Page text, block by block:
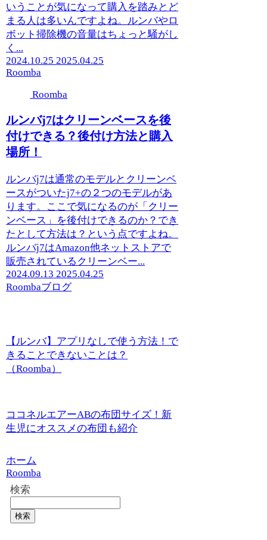
いうことが気になって購入を踏みとど
まる人は多いんですよね。ルンバやロ
ボット掃除機の音量はちょっと騒がし
く...
2024.10.25 2025.04.25
Roomba
Roomba
ルンバj7はクリーンベースを後
付けできる？後付け方法と購入
場所！
ルンバj7は通常のモデルとクリーンベ
ースがついたj7+の２つのモデルがあ
ります。ここで気になるのが「クリー
ンベース」を後付けできるのか？でき
たとして方法は？という点ですよね。
ルンバj7はAmazon他ネットストアで
販売されているクリーンベー...
2024.09.13 2025.04.25
Roombaブログ
【ルンバ】アプリなしで使う方法！で
きることできないことは？
（Roomba）
ココネルエアーABの布団サイズ！新
生児にオススメの布団も紹介
ホーム
Roomba
検索
検索